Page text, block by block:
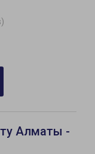
Алматы -